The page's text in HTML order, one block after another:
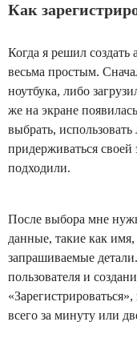
Как
Когда я решил создать
весьма простым.
ноутбука, либо
же на экране
выбрать,
придерживаться
подходили.
После выбора мне
данные, такие как
запрашиваемые
пользователя и
всего за минуту или